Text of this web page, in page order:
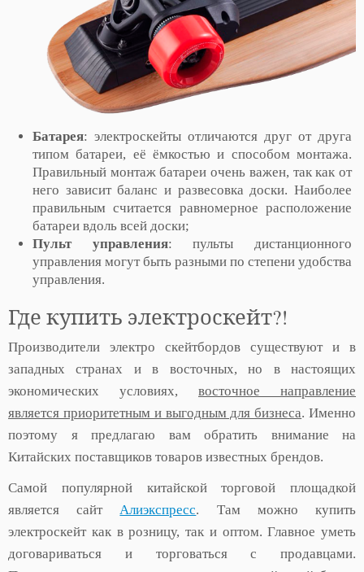
Батарея: электроскейты отличаются друг от друга
типом батареи, её ёмкостью и способом монтажа.
Правильный монтаж батареи очень важен, так как от
него зависит баланс и развесовка доски. Наиболее
правильным считается равномерное расположение
батареи вдоль всей доски;
Пульт управления: пульты дистанционного
управления могут быть разными по степени удобства
управления.
Где купить электроскейт?!
Производители электро скейтбордов существуют и в
западных странах и в восточных, но в настоящих
экономических условиях, восточное направление
является приоритетным и выгодным для бизнеса. Именно
поэтому я предлагаю вам обратить внимание на
Китайских поставщиков товаров известных брендов.
Самой популярной китайской торговой площадкой
является сайт Алиэкспресс. Там можно купить
электроскейт как в розницу, так и оптом. Главное уметь
договариваться и торговаться с продавцами.